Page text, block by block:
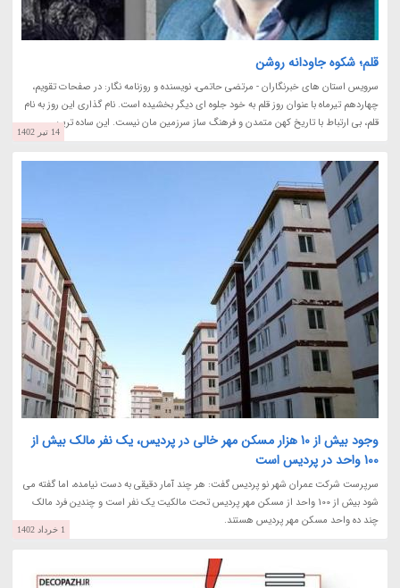
قلم؛ شکوه جاودانه روشن
سرویس استان های خبرنگاران - مرتضی حاتمی، نویسنده و روزنامه نگار: در صفحات تقویم،
چهاردهم تیرماه با عنوان روز قلم به خود جلوه ای دیگر بخشیده است. نام گذاری این روز به نام
قلم، بی ارتباط با تاریخ کهن متمدن و فرهنگ ساز سرزمین مان نیست. این ساده ترین
14 تیر 1402
وجود بیش از 10 هزار مسکن مهر خالی در پردیس، یک نفر مالک بیش از
100 واحد در پردیس است
سرپرست شرکت عمران شهر نو پردیس گفت: هر چند آمار دقیقی به دست نیامده، اما گفته می
شود بیش از 100 واحد از مسکن مهر پردیس تحت مالکیت یک نفر است و چندین فرد مالک
چند ده واحد مسکن مهر پردیس هستند.
1 خرداد 1402